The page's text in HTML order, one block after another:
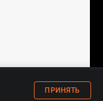
18+
ПРИНЯТЬ